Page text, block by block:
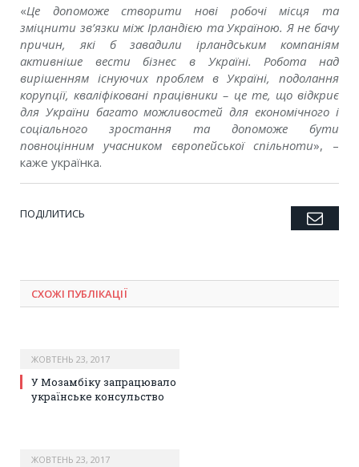
«Це допоможе створити нові робочі місця та
зміцнити зв’язки між Ірландією та Україною. Я не бачу
причин, які б завадили ірландським компаніям
активніше вести бізнес в Україні. Робота над
вирішенням існуючих проблем в Україні, подолання
корупції, кваліфіковані працівники – це те, що відкриє
для України багато можливостей для економічного і
соціального зростання та допоможе бути
повноцінним учасником європейської спільноти», –
каже українка.
ПОДІЛИТИСЬ Twitter
Facebook
Google+
Pinterest
LinkedIn
Tumblr
СХОЖІ ПУБЛІКАЦІЇ
ЖОВТЕНЬ 23, 2017
У Мозамбіку запрацювало
українське консульство
ЖОВТЕНЬ 23, 2017